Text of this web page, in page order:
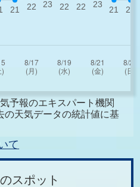
予報のエキスパート機関
の天気データの統計値に基
て
スポット